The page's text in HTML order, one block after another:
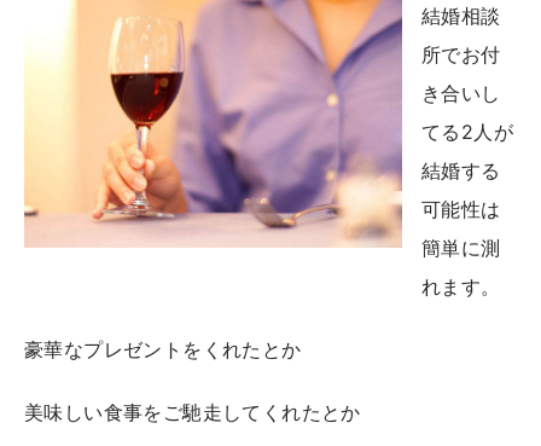
結婚相談
所でお付
き合いし
てる2人が
結婚する
可能性は
簡単に測
れます。
豪華なプレゼントをくれたとか
美味しい食事をご馳走してくれたとか